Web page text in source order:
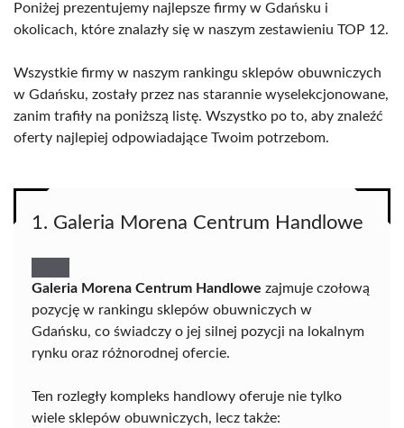
Poniżej prezentujemy najlepsze firmy w Gdańsku i
okolicach, które znalazły się w naszym zestawieniu TOP 12.
Wszystkie firmy w naszym rankingu sklepów obuwniczych
w Gdańsku, zostały przez nas starannie wyselekcjonowane,
zanim trafiły na poniższą listę. Wszystko po to, aby znaleźć
oferty najlepiej odpowiadające Twoim potrzebom.
1. Galeria Morena Centrum Handlowe
Galeria Morena Centrum Handlowe zajmuje czołową
pozycję w rankingu sklepów obuwniczych w
Gdańsku, co świadczy o jej silnej pozycji na lokalnym
rynku oraz różnorodnej ofercie.
Ten rozległy kompleks handlowy oferuje nie tylko
wiele sklepów obuwniczych, lecz także: